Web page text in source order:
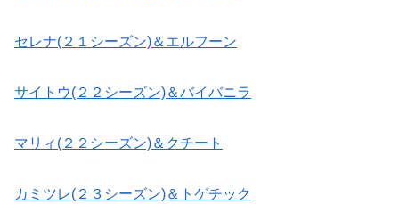
セレナ(２１シーズン)＆エルフーン
サイトウ(２２シーズン)＆バイバニラ
マリィ(２２シーズン)＆クチート
カミツレ(２３シーズン)＆トゲチック